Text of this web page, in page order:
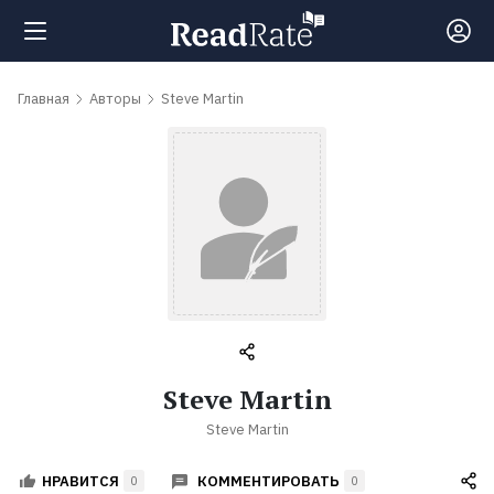
Поиск
Главная Авторы Steve Martin
Steve Martin
Steve Martin
НРАВИТСЯ 0 КОММЕНТИРОВАТЬ 0